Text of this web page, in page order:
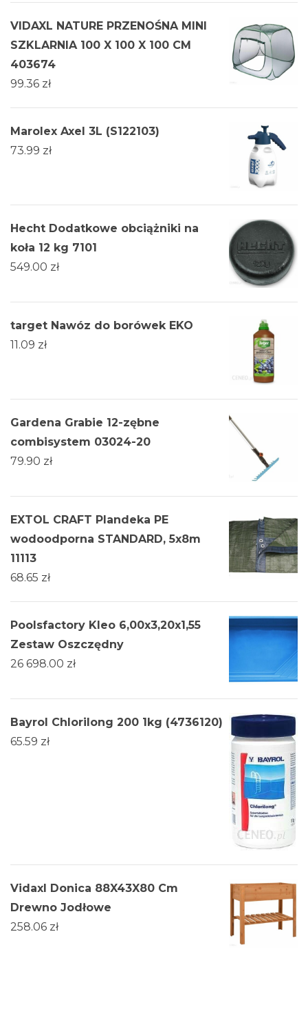
VIDAXL NATURE PRZENOŚNA MINI
SZKLARNIA 100 X 100 X 100 CM
403674
99.36 zł
Marolex Axel 3L (S122103)
73.99 zł
Hecht Dodatkowe obciążniki na
koła 12 kg 7101
549.00 zł
target Nawóz do borówek EKO
11.09 zł
Gardena Grabie 12-zębne
combisystem 03024-20
79.90 zł
EXTOL CRAFT Plandeka PE
wodoodporna STANDARD, 5x8m
11113
68.65 zł
Poolsfactory Kleo 6,00x3,20x1,55
Zestaw Oszczędny
26 698.00 zł
Bayrol Chlorilong 200 1kg (4736120)
65.59 zł
Vidaxl Donica 88X43X80 Cm
Drewno Jodłowe
258.06 zł